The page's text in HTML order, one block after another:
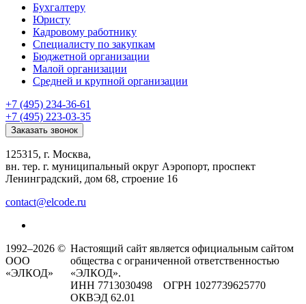
Бухгалтеру
Юристу
Кадровому работнику
Специалисту по закупкам
Бюджетной организации
Малой организации
Средней и крупной организации
+7 (495) 234-36-61
+7 (495) 223-03-35
Заказать звонок
125315, г. Москва,
вн. тер. г. муниципальный округ Аэропорт, проспект
Ленинградский, дом 68, строение 16
contact@elcode.ru
1992–2026 ©
ООО
«ЭЛКОД»
Настоящий сайт является официальным сайтом
общества с ограниченной ответственностью
«ЭЛКОД».
ИНН 7713030498 ОГРН 1027739625770
ОКВЭД 62.01